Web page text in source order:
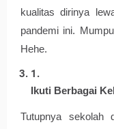
kualitas dirinya
pandemi ini.
Hehe.
Ikuti Berbagai
Tutupnya sekolah